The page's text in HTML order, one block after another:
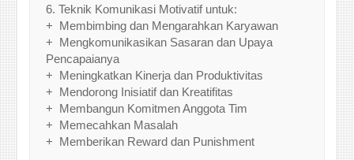
6. Teknik Komunikasi Motivatif untuk:
+ Membimbing dan Mengarahkan Karyawan
+ Mengkomunikasikan Sasaran dan Upaya
Pencapaianya
+ Meningkatkan Kinerja dan Produktivitas
+ Mendorong Inisiatif dan Kreatifitas
+ Membangun Komitmen Anggota Tim
+ Memecahkan Masalah
+ Memberikan Reward dan Punishment